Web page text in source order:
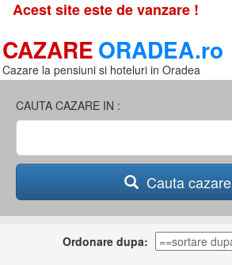
Acest site este de vanzare !
CAZAREORADEA.ro
Cazare la pensiuni si hoteluri in Oradea
CAUTA CAZARE IN :
Cauta cazare
Ordonare dupa: